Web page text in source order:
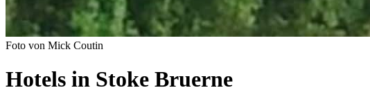
Foto von Mick Coutin
Hotels in Stoke Bruerne